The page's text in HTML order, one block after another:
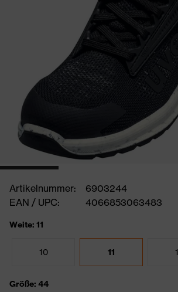
Artikelnummer:
6903244
EAN / UPC:
4066853063483
Weite: 11
10 11
Größe: 44